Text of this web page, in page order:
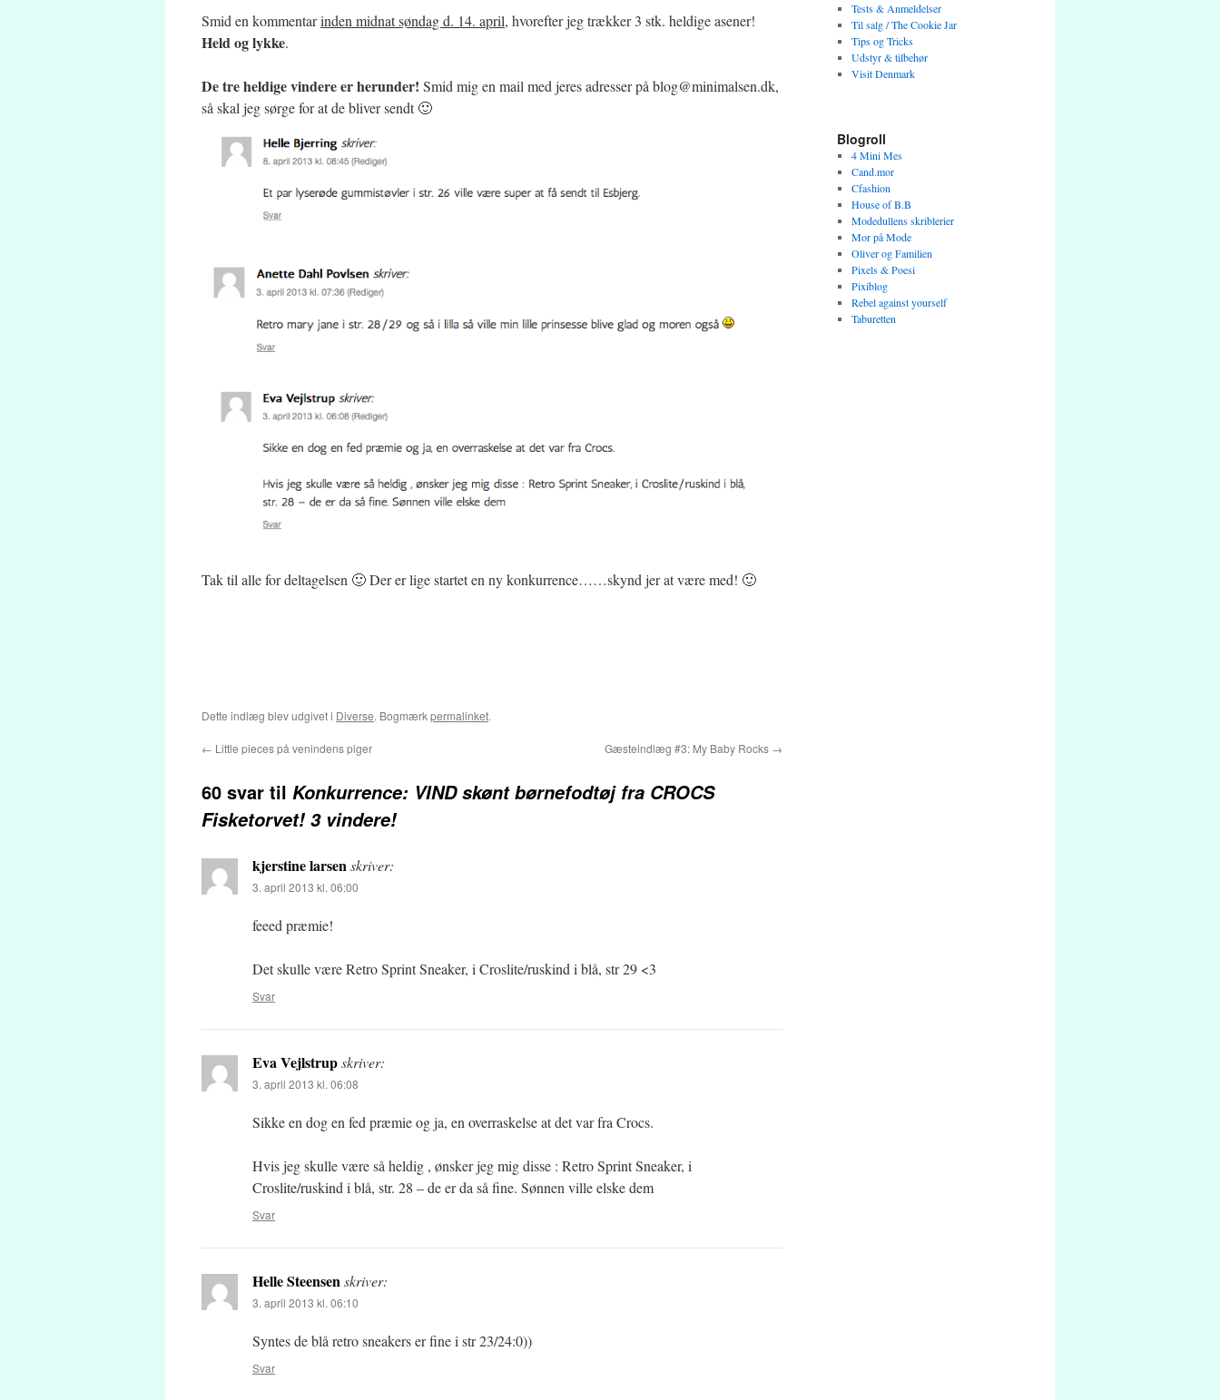
Smid en kommentarinden midnat søndag d. 14. april, hvorefter jeg trækker 3 stk. heldige asener!
Held og lykke.
De tre heldige vindere er herunder! Smid mig en mail med jeres adresser på blog@minimalsen.dk,
så skal jeg sørge for at de bliver sendt 🙂
Tak til alle for deltagelsen 🙂 Der er lige startet en ny konkurrence……skynd jer at være med! 🙂
Dette indlæg blev udgivet i Diverse. Bogmærkpermalinket.
← Little pieces på venindens piger Gæsteindlæg #3: My Baby Rocks →
60 svar til Konkurrence: VIND skønt børnefodtøj fra CROCS
Fisketorvet! 3 vindere!
kjerstine larsenskriver:
3. april 2013 kl. 06:00
feeed præmie!
Det skulle være Retro Sprint Sneaker, i Croslite/ruskind i blå, str 29 <3
Svar
Eva Vejlstrupskriver:
3. april 2013 kl. 06:08
Sikke en dog en fed præmie og ja, en overraskelse at det var fra Crocs.
Hvis jeg skulle være så heldig , ønsker jeg mig disse : Retro Sprint Sneaker, i
Croslite/ruskind i blå, str. 28 – de er da så fine. Sønnen ville elske dem
Svar
Helle Steensenskriver:
3. april 2013 kl. 06:10
Syntes de blå retro sneakers er fine i str 23/24:0))
Svar
Tests & Anmeldelser
Til salg / The Cookie Jar
Tips og Tricks
Udstyr & tilbehør
Visit Denmark
Blogroll
4 Mini Mes
Cand.mor
Cfashion
House of B.B
Modedullens skriblerier
Mor på Mode
Oliver og Familien
Pixels & Poesi
Pixiblog
Rebel against yourself
Taburetten